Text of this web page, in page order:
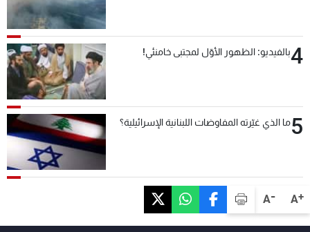
A+
A-
4بالفيديو: الظهور الأوّل لمجتبى خامنئي!
5ما الذي غيّرته المفاوضات اللبنانية الإسرائيلية؟